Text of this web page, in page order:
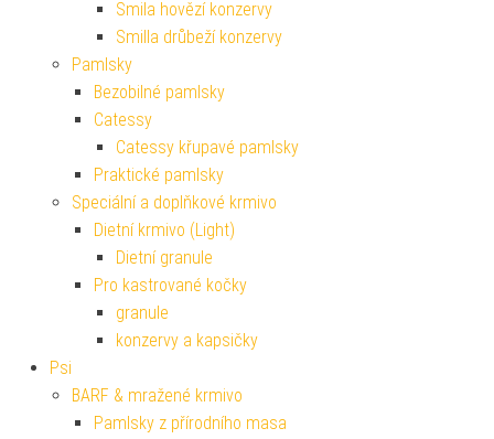
Smila hovězí konzervy
Smilla drůbeží konzervy
Pamlsky
Bezobilné pamlsky
Catessy
Catessy křupavé pamlsky
Praktické pamlsky
Speciální a doplňkové krmivo
Dietní krmivo (Light)
Dietní granule
Pro kastrované kočky
granule
konzervy a kapsičky
Psi
BARF & mražené krmivo
Pamlsky z přírodního masa